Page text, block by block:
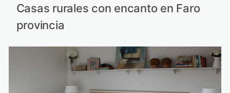
Casas rurales con encanto en Faro
provincia